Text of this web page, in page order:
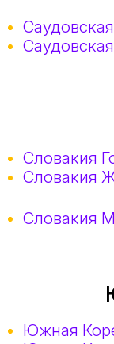
Словакия
Словакия
Словакия
Южная